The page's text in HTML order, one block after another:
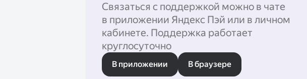
Связаться с поддержкой можно в чате
в приложении Яндекс Пэй или в личном
кабинете. Поддержка работает
круглосуточно
В приложении В браузере